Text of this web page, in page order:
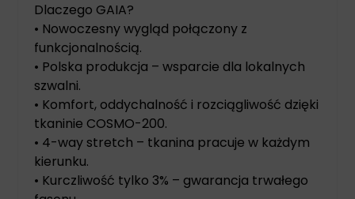
Dlaczego GAIA?
• Nowoczesny wygląd połączony z
funkcjonalnością.
• Polska produkcja – wsparcie dla lokalnych
szwalni.
• Komfort, oddychalność i rozciągliwość dzięki
tkaninie COSMO-200.
• 4-way stretch – tkanina pracuje w każdym
kierunku.
• Kurczliwość tylko 3% – gwarancja trwałego